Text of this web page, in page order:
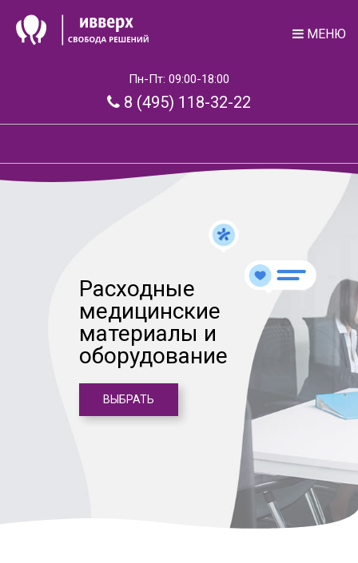
МЕНЮ
Пн-Пт: 09:00-18:00
8 (495) 118-32-22
Расходные
медицинские
материалы и
оборудование
ВЫБРАТЬ